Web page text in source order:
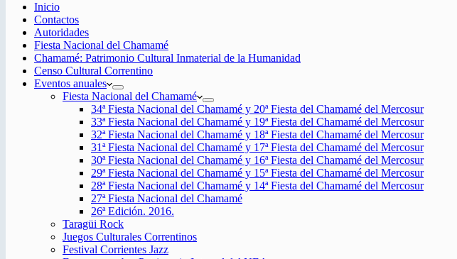
Inicio
Contactos
Autoridades
Fiesta Nacional del Chamamé
Chamamé: Patrimonio Cultural Inmaterial de la Humanidad
Censo Cultural Correntino
Eventos anuales
Fiesta Nacional del Chamamé
34ª Fiesta Nacional del Chamamé y 20ª Fiesta del Chamamé del Mercosur
33ª Fiesta Nacional del Chamamé y 19ª Fiesta del Chamamé del Mercosur
32ª Fiesta Nacional del Chamamé y 18ª Fiesta del Chamamé del Mercosur
31ª Fiesta Nacional del Chamamé y 17ª Fiesta del Chamamé del Mercosur
30ª Fiesta Nacional del Chamamé y 16ª Fiesta del Chamamé del Mercosur
29ª Fiesta Nacional del Chamamé y 15ª Fiesta del Chamamé del Mercosur
28ª Fiesta Nacional del Chamamé y 14ª Fiesta del Chamamé del Mercosur
27ª Fiesta Nacional del Chamamé
26ª Edición. 2016.
Taragüi Rock
Juegos Culturales Correntinos
Festival Corrientes Jazz